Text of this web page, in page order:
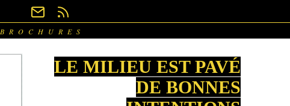
BROCHURES
LE MILIEU EST PAVÉ
DE BONNES